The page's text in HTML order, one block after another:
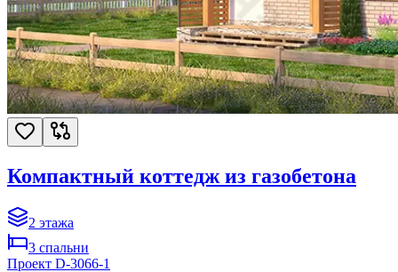
Компактный коттедж из газобетона
2 этажа
3 спальни
Проект D-3066-1